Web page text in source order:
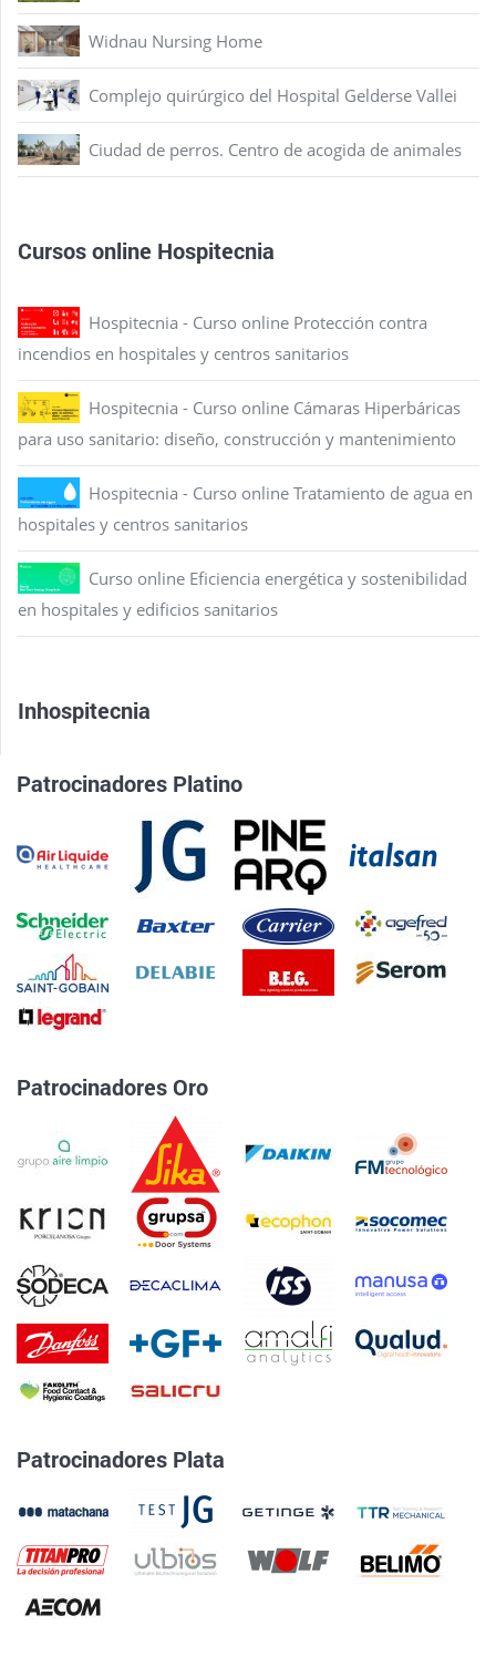
Widnau Nursing Home
Complejo quirúrgico del Hospital Gelderse Vallei
Ciudad de perros. Centro de acogida de animales
Cursos online Hospitecnia
Hospitecnia - Curso online Protección contra
incendios en hospitales y centros sanitarios
Hospitecnia - Curso online Cámaras Hiperbáricas
para uso sanitario: diseño, construcción y mantenimiento
Hospitecnia - Curso online Tratamiento de agua en
hospitales y centros sanitarios
Curso online Eficiencia energética y sostenibilidad
en hospitales y edificios sanitarios
Inhospitecnia
Patrocinadores Platino
Patrocinadores Oro
Patrocinadores Plata